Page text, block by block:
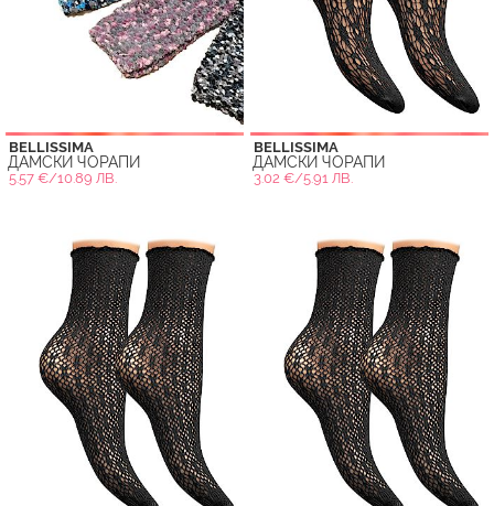
BELLISSIMA
ДАМСКИ ЧОРАПИ
5.57 €/10.89 ЛВ.
BELLISSIMA
ДАМСКИ ЧОРАПИ
3.02 €/5.91 ЛВ.